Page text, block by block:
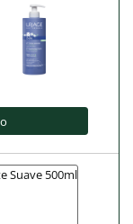
Suave 500ml